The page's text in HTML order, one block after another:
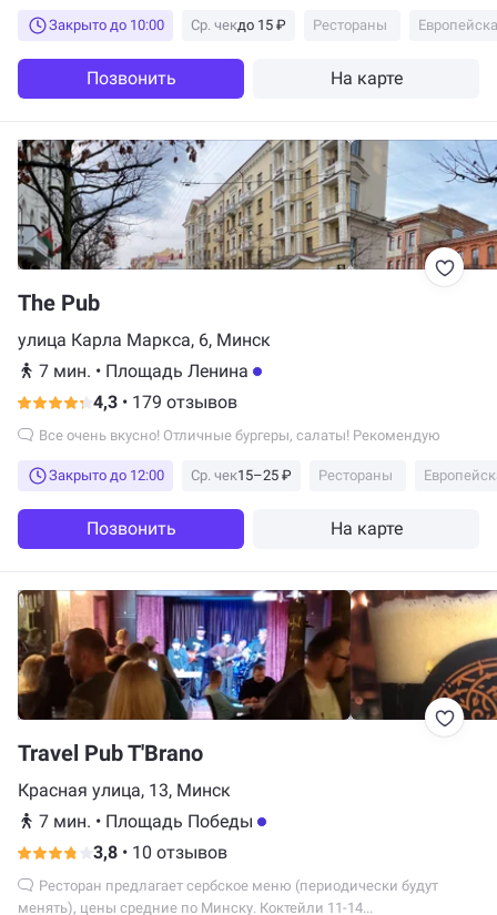
Закрыто до 10:00 Ср. чекдо 15 ₽ Рестораны
Позвонить На карте
The Pub
улица Карла Маркса, 6, Минск
7 мин. • Площадь Ленина
4,3 • 179 отзывов
Все очень вкусно! Отличные бургеры, салаты! Рекомендую
Закрыто до 12:00 Ср. чек15–25 ₽ Рестораны
Позвонить На карте
Travel Pub T'Brano
Красная улица, 13, Минск
7 мин. • Площадь Победы
3,8 • 10 отзывов
менять), цены средние по Минску. Коктейли 11-14...